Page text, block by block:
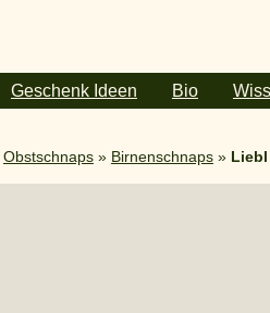
Geschenk Ideen Bio
Obstschnaps» Birnenschnaps»